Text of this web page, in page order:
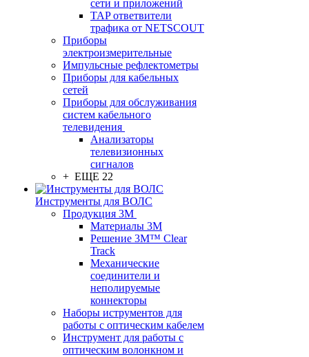
сети и приложений
TAP ответвители
трафика от NETSCOUT
Приборы
электроизмерительные
Импульсные рефлектометры
Приборы для кабельных
сетей
Приборы для обслуживания
систем кабельного
телевидения
Анализаторы
телевизионных
сигналов
+ ЕЩЕ 22
Инструменты для ВОЛС
Продукция 3M
Материалы 3М
Решение 3M™ Clear
Track
Механические
соединители и
неполируемые
коннекторы
Наборы иструментов для
работы с оптическим кабелем
Инструмент для работы с
оптическим волонкном и